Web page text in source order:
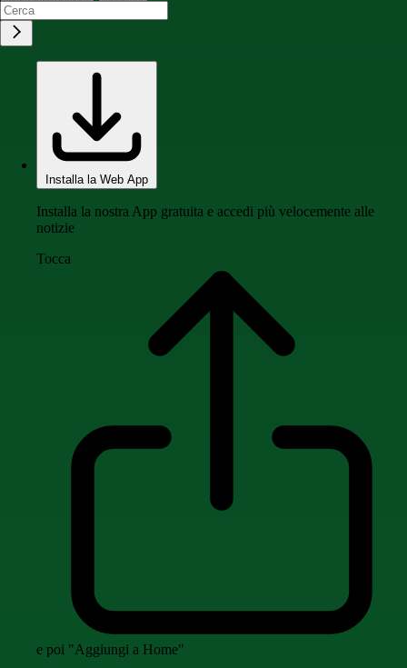
Installa la Web App
Installa la nostra App gratuita e accedi più velocemente alle
notizie
Tocca
e poi "Aggiungi a Home"